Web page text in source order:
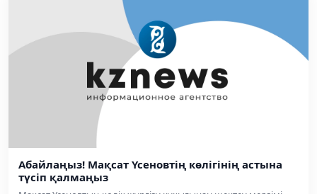
Абайлаңыз! Мақсат Үсеновтің көлігінің астына
түсіп қалмаңыз